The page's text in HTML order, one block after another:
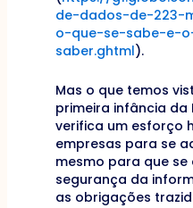
de-dados-de-223-
o-que-se-sabe-e-
saber.ghtml).
Mas o que temos
primeira infância da
verifica um esforço
empresas para se
mesmo para que
segurança da
as obrigações